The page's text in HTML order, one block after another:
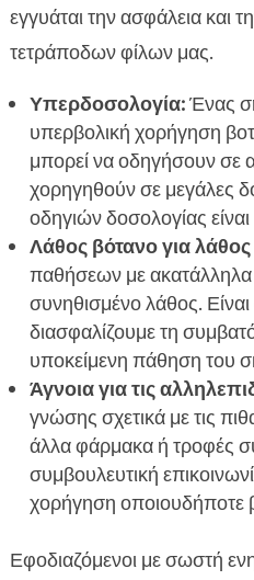
εγγυάται την ασφάλεια και
τετράποδων φίλων μας.
Υπερδοσολογία:Ένας
υπερβολική χορήγηση
μπορεί να οδηγήσουν σε
χορηγηθούν σε μεγάλες
οδηγιών δοσολογίας
Λάθος βότανο για
παθήσεων με ακατάλληλα
συνηθισμένο λάθος.
διασφαλίζουμε τη
υποκείμενη πάθηση του
Άγνοια για τις
γνώσης σχετικά με τις
άλλα φάρμακα ή τροφές
συμβουλευτική
χορήγηση οποιουδήποτε
Εφοδιαζόμενοι με σωστή